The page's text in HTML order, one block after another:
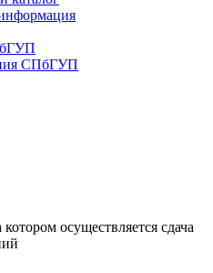
СПбГУП
осуществляется сдача